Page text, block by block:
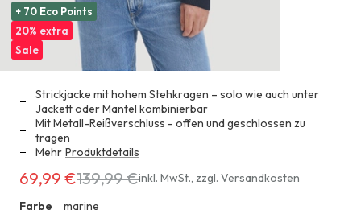
+ 70 Eco Points
20% extra
Sale
Strickjacke mit hohem Stehkragen – solo wie auch unter
Jackett oder Mantel kombinierbar
Mit Metall-Reißverschluss - offen und geschlossen zu
tragen
Mehr Produktdetails
Erhältlich
69,99 €
69,99 €139,99 €inkl. MwSt., zzgl. Versandkosten
Farbe
marine